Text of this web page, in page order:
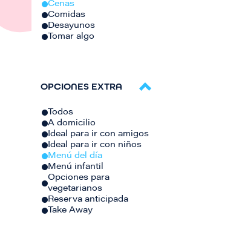
Cenas
Comidas
Desayunos
Tomar algo
OPCIONES EXTRA
Todos
A domicilio
Ideal para ir con amigos
Ideal para ir con niños
Menú del día
Menú infantil
Opciones para
vegetarianos
Reserva anticipada
Take Away